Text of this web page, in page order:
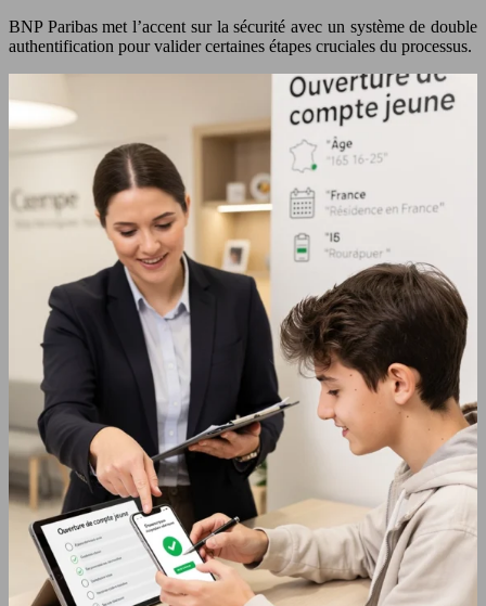
BNP Paribas met l’accent sur la sécurité avec un système de double
authentification pour valider certaines étapes cruciales du processus.